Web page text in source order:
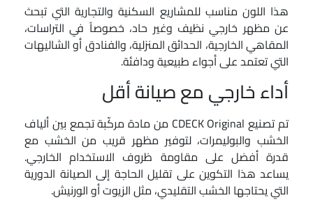
هذا اللون مناسب للمشاريع السكنية والتجارية التي تبحث
عن مظهر خارجي نظيف وغير حاد، خصوصاً في التراسات،
المقاهي الخارجية، الحدائق المنزلية، والفنادق أو الشاليهات
التي تعتمد على أجواء طبيعية ودافئة.
أداء خارجي مع صيانة أقل
تم تصنيع CDECK Original من مادة مركّبة تجمع بين ألياف
الخشب والبوليمرات، لتوفير مظهر قريب من الخشب مع
قدرة أفضل على مقاومة ظروف الاستخدام الخارجي.
يساعد هذا التكوين على تقليل الحاجة إلى الصيانة الدورية
التي يحتاجها الخشب التقليدي، مثل الزيوت أو الورنيش.